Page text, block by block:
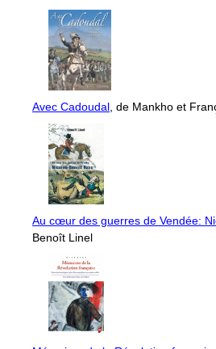
Avec Cadoudal , de Mankho et
Au cœur des guerres de Vendée:
Benoît Linel